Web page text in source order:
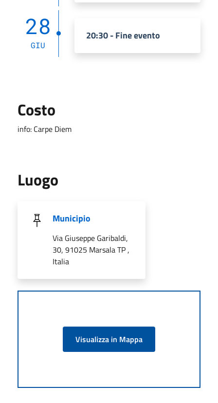
28
GIU
20:30 - Fine evento
Costo
info: Carpe Diem
Luogo
Municipio
Via Giuseppe Garibaldi,
30, 91025 Marsala TP ,
Italia
Visualizza in Mappa